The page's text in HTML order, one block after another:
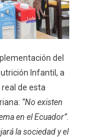
del
Infantil, a
de esta
“No existen
en el Ecuador”.
la sociedad y el